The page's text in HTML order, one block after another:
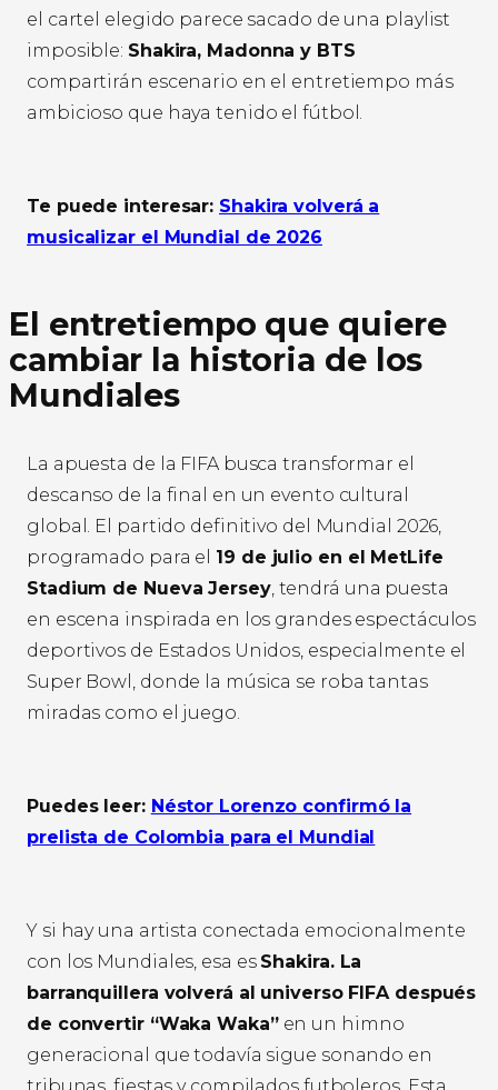
el cartel elegido parece sacado de una playlist
imposible: Shakira, Madonna y BTS
compartirán escenario en el entretiempo más
ambicioso que haya tenido el fútbol.
Te puede interesar: Shakira volverá a
musicalizar el Mundial de 2026
El entretiempo que quiere
cambiar la historia de los
Mundiales
La apuesta de la FIFA busca transformar el
descanso de la final en un evento cultural
global. El partido definitivo del Mundial 2026,
programado para el 19 de julio en el MetLife
Stadium de Nueva Jersey, tendrá una puesta
en escena inspirada en los grandes espectáculos
deportivos de Estados Unidos, especialmente el
Super Bowl, donde la música se roba tantas
miradas como el juego.
Puedes leer: Néstor Lorenzo confirmó la
prelista de Colombia para el Mundial
Y si hay una artista conectada emocionalmente
con los Mundiales, esa es Shakira. La
barranquillera volverá al universo FIFA después
de convertir “Waka Waka”en un himno
generacional que todavía sigue sonando en